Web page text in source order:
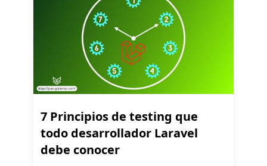
7 Principios de testing que
todo desarrollador Laravel
debe conocer